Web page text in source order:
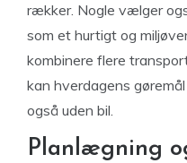
rækker. Nogle vælger
som et hurtigt og
kombinere flere
kan hverdagens
også uden bil.
Planlægning